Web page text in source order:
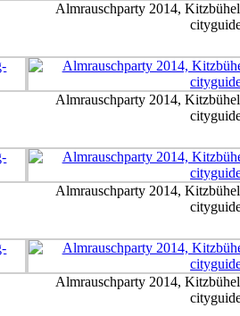
Almrauschparty 2014,
Almrauschparty 2014,
Almrauschparty 2014,
Almrauschparty 2014,